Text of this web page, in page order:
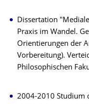
Dissertation
Praxis im Wandel.
Orientierungen der
Vorbereitung).
Philosophischen
2004-2010 Studium